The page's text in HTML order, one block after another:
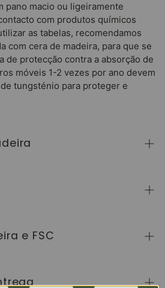
pano macio ou ligeiramente
com produtos químicos
as tabelas, recomendamos
com cera de madeira, para que se
de protecção contra a absorção de
móveis 1-2 vezes por ano devem
tungsténio para proteger e
autêntico e pela sua
o tempo. Para a manter em
abrasivos ou químicos
e FSC
e controlo em cada